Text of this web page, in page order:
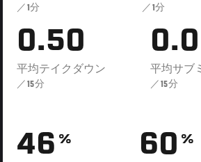
／1分 ／1分
0.50
平均テイクダウン
／15分
平均サブ
／15分
46 % 60 %